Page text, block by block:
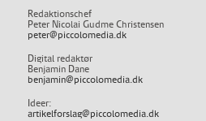
Redaktionschef
Peter Nicolai Gudme Christensen
peter@piccolomedia.dk
Digital redaktør
Benjamin Dane
benjamin@piccolomedia.dk
Ideer:
artikelforslag@piccolomedia.dk